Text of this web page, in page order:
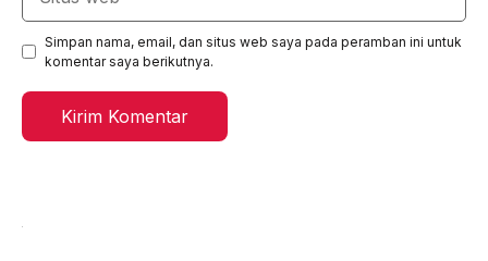
Simpan nama, email, dan situs web saya pada peramban ini untuk
komentar saya berikutnya.